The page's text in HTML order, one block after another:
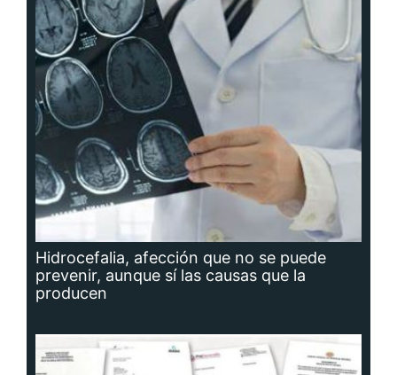
Hidrocefalia, afección que no se puede
prevenir, aunque sí las causas que la
producen